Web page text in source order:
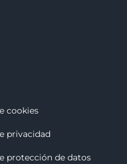
cookies
privacidad
protección de datos